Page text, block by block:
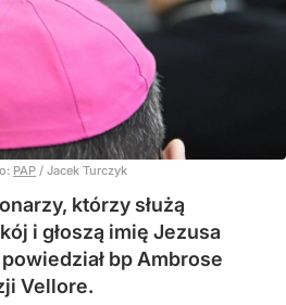
PAP / Jacek Turczyk
którzy służą
i głoszą imię Jezusa
bp Ambrose
Vellore.